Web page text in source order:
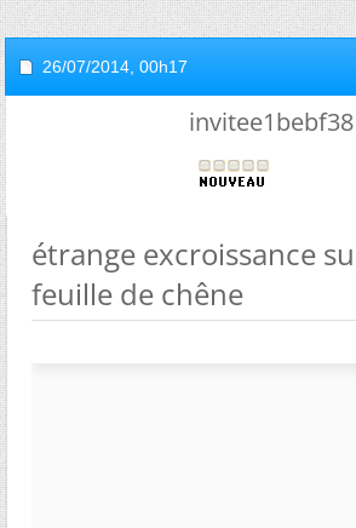
26/07/2014, 00h17
invitee1bebf38
étrange excroissance
feuille de chêne